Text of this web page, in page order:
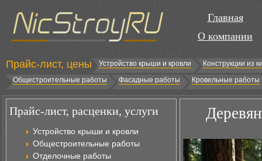
Главная
О компании
Прайс-лист, цены Устройство крыши и кровли
Конструкции из
Общестроительные работы
Фасадные работы Кровельные работы
Прайс-лист, расценки, услуги
Устройство крыши и кровли
Общестроительные работы
Отделочные работы